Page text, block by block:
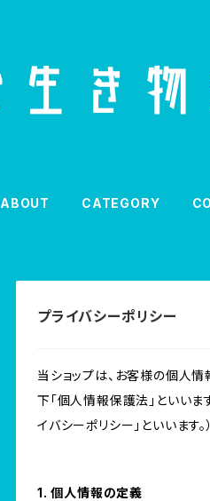
ABOUT CATEGORY
プライバシーポリシー
当ショップは、お客様の個人
下「個人情報保護法」といいま
イバシーポリシー」といいます
1. 個人情報の定義